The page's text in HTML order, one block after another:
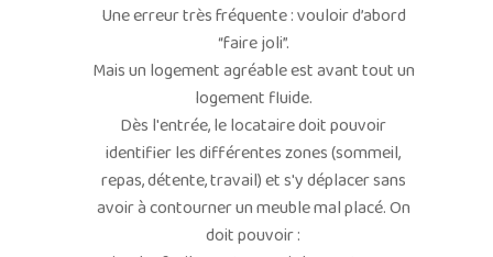
Une erreur très fréquente : vouloir d’abord
“faire joli”.
Mais un logement agréable est avant tout un
logement fluide.
Dès l'entrée, le locataire doit pouvoir
identifier les différentes zones (sommeil,
repas, détente, travail) et s'y déplacer sans
avoir à contourner un meuble mal placé. On
doit pouvoir :